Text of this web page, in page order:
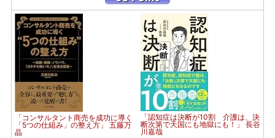
「コンサルタント商売を成功に導く
「5つの仕組み」の整え方」 五藤万
晶
「認知症は決断が10割 介護は、決
断次第で天国にも地獄にも！」 長谷
川嘉哉